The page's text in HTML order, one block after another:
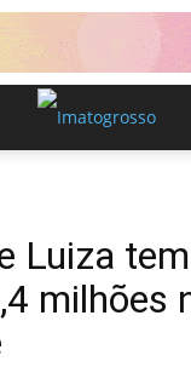
Luiza
milhões